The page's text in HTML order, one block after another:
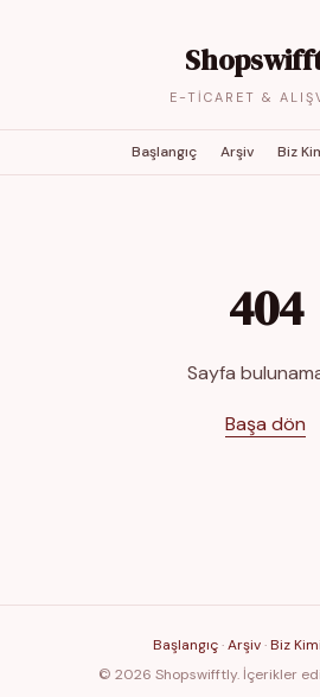
E-TICARET &
Başlangıç Arşiv Biz
404
Sayfa
Başa dön
Başlangıç·Arşiv·Biz
© 2026 Shopswifftly. İçerikler